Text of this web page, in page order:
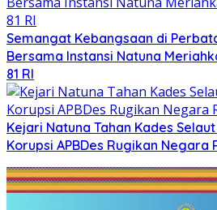
Semangat Kebangsaan di
Bersama Instansi Natuna
81 RI
Kejari Natuna Tahan Kades
Korupsi APBDes Rugikan Negara